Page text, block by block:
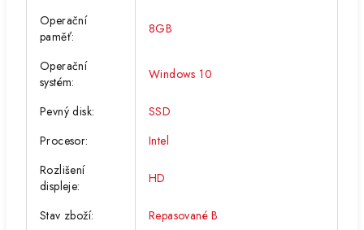
Operační
paměť: 8GB
Operační
systém: Windows 10
Pevný disk:
SSD
Procesor:
Intel
Rozlišení
displeje: HD
Stav zboží:
Repasované B